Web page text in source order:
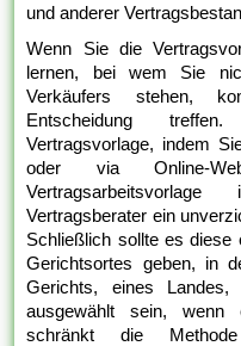
und anderer
Wenn Sie die
lernen, bei wem Sie
Verkäufers stehen,
Entscheidung
Vertragsvorlage, indem
oder via Online-
Vertragsberater ein
Schließlich sollte es diese
Gerichtsortes geben, in
Gerichts, eines
ausgewählt sein, wenn
schränkt die